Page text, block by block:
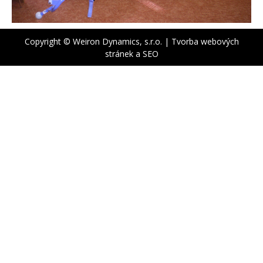
Copyright © Weiron Dynamics, s.r.o. | Tvorba webových
stráneka SEO